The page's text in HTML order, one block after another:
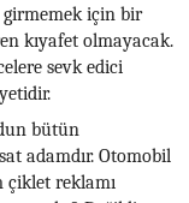
için bir
kıyafet olmayacak.
sevk edici
bütün
adamdır. Otomobil
çiklet reklamı